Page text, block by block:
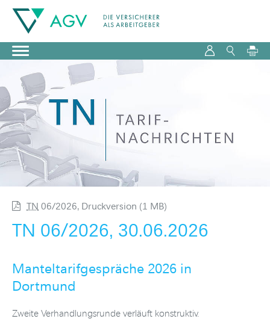
TN 06/2026, Druckversion (1 MB)
TN 06/2026, 30.06.2026
Manteltarifgespräche 2026 in
Dortmund
Zweite Verhandlungsrunde verläuft konstruktiv.